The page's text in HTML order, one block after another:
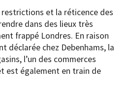
et la réticence des
dans des lieux très
frappé Londres. En raison
déclarée chez Debenhams, la
l’un des commerces
est également en train de